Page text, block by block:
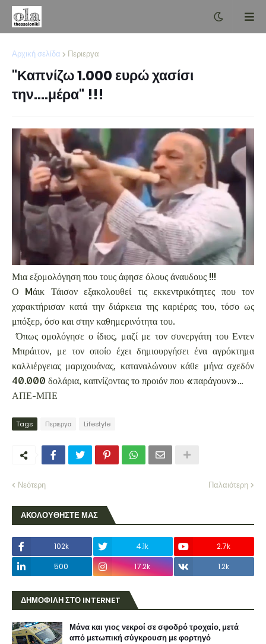
Αρχική σελίδα Περιεργα
"Καπνίζω 1.000 ευρώ χασίσι
την....μέρα" !!!
Μια εξομολόγηση που τους άφησε όλους άναυδους !!!
Ο Mάικ Τάισον εξακολουθεί τις εκκεντρικότητες που τον
χαρακτήρισαν κατά την διάρκεια της καριέρας του, τόσο ως
μπόξερ, όσο και στην καθημερινότητα του.
Όπως ομολόγησε ο ίδιος, μαζί με τον συνεργάτη του Εντεν
Μπράιτον, με τον οποίο έχει δημιουργήσει ένα αγρόκτημα
καλλιέργειας μαριχουάνας, καταναλώνουν κάθε μήνα σχεδόν
40.000 δολάρια, καπνίζοντας το προιόν που «παράγουν»...
ΑΠΕ-ΜΠΕ
Tags Περιεργα Lifestyle
Νεότερη Παλαιότερη
ΑΚΟΛΟΥΘΗΣΤΕ ΜΑΣ
102k 4.1k
2.7k
500
17.2k 1.2k
ΔΗΜΟΦΙΛΗ ΣΤΟ INTERNET
Μάνα και γιος νεκροί σε σφοδρό τροχαίο, μετά
από μετωπική σύγκρουση με φορτηγό